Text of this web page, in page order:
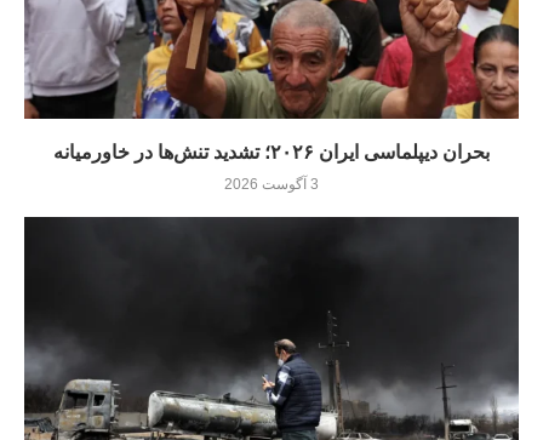
بحران دیپلماسی ایران ۲۰۲۶؛ تشدید تنش‌ها در خاورمیانه
3 آگوست 2026